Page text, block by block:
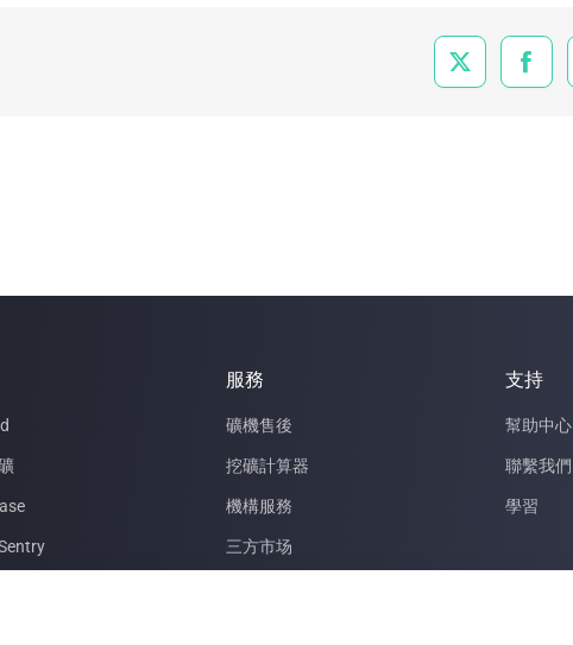
 
圖
服務
礦機售後
挖礦計算器
機構服務
三方市场
支持
幫助中心
聯繫我們
學習